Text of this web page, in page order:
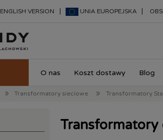
O nas Koszt dostawy Blog
» Transformatory sieciowe » Transformatory
ENGLISH VERSION UNIA EUROPEJSKA